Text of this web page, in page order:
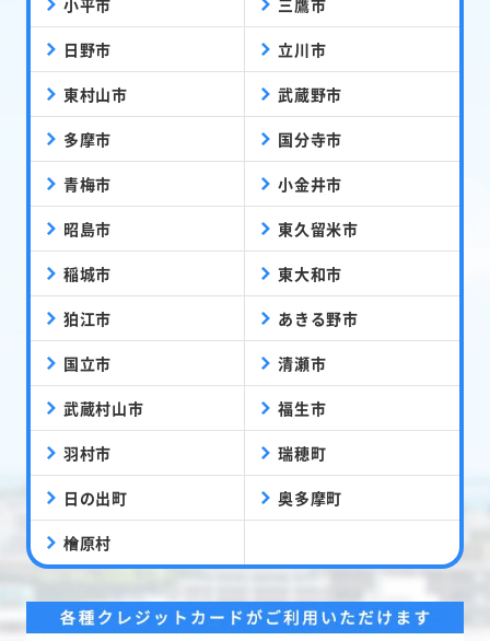
小平市 三鷹市
日野市 立川市
東村山市 武蔵野市
多摩市 国分寺市
青梅市 小金井市
昭島市 東久留米市
稲城市 東大和市
狛江市 あきる野市
国立市 清瀬市
武蔵村山市 福生市
羽村市 瑞穂町
日の出町 奥多摩町
檜原村